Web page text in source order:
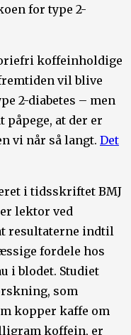
for type 2-
koffeinholdige
vil blive
2-diabetes – men
påpege, at der er
vi når så langt. Det
i tidsskriftet BMJ
lektor ved
resultaterne indtil
fordele hos
i blodet. Studiet
som
kopper kaffe om
koffein, er